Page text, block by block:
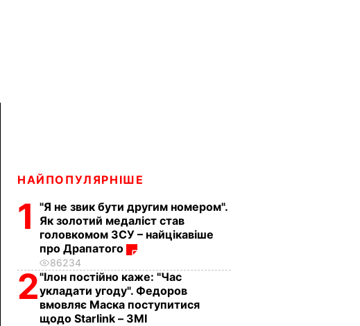
НАЙПОПУЛЯРНІШЕ
1
"Я не звик бути другим номером".
Як золотий медаліст став
головкомом ЗСУ – найцікавіше
про Драпатого
86234
2"Ілон постійно каже: "Час
укладати угоду". Федоров
вмовляє Маска поступитися
щодо Starlink – ЗМІ